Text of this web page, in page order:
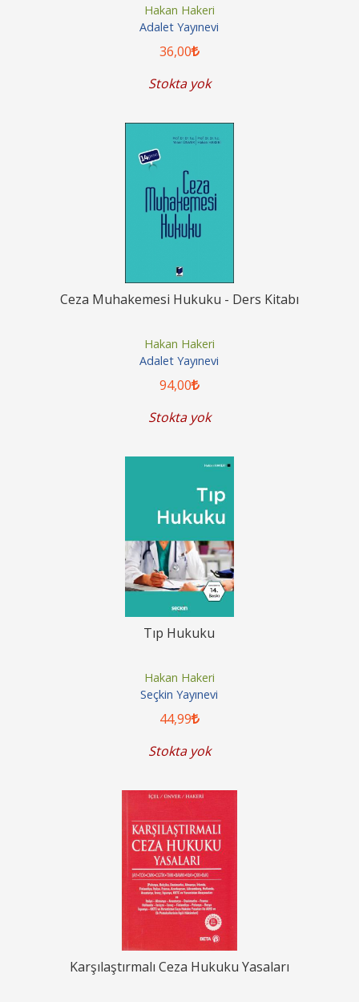
Hakan Hakeri
Adalet Yayınevi
36,00
Stokta yok
Ceza Muhakemesi Hukuku - Ders Kitabı
Hakan Hakeri
Adalet Yayınevi
94,00
Stokta yok
Tıp Hukuku
Hakan Hakeri
Seçkin Yayınevi
44,99
Stokta yok
Karşılaştırmalı Ceza Hukuku Yasaları